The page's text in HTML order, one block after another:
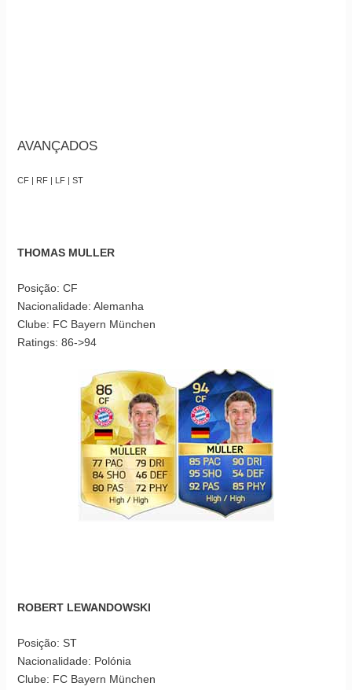
AVANÇADOS
CF | RF | LF | ST
THOMAS MULLER
Posição: CF
Nacionalidade: Alemanha
Clube: FC Bayern München
Ratings: 86->94
ROBERT LEWANDOWSKI
Posição: ST
Nacionalidade: Polónia
Clube: FC Bayern München